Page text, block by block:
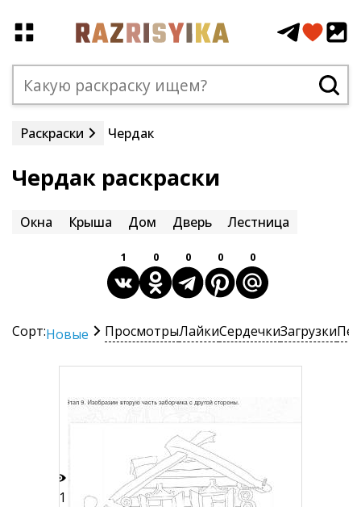
Раскраски Чердак
Чердак раскраски
Окна Крыша Дом Дверь Лестница
1 0 0 0 0
Сорт:Новые ПросмотрыЛайкиСердечкиЗагрузки
21